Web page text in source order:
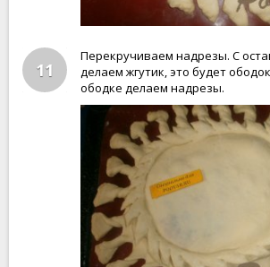
11
Перекручиваем надрезы. С
делаем жгутик, это будет
ободке делаем надрезы.